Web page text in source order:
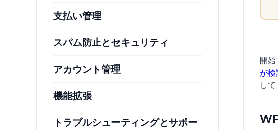
開
が検
して
支払い管理
スパム防止とセキュリティ
アカウント管理
機能拡張
トラブルシューティングとサポー